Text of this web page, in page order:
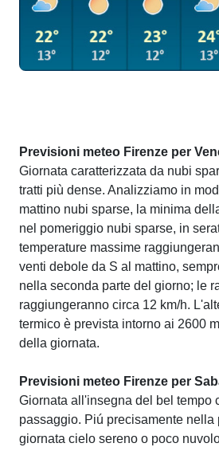
Previsioni meteo Firenze per
Giornata caratterizzata da nubi
tratti più dense. Analizziamo in
mattino nubi sparse, la minima
nel pomeriggio nubi sparse, in
temperature massime
venti debole da S al mattino,
nella seconda parte del giorno; le
raggiungeranno circa 12 km/h.
termico è prevista intorno ai 2600
della giornata.
Previsioni meteo Firenze per
Giornata all'insegna del bel tempo
passaggio. Piú precisamente nella
giornata cielo sereno o poco